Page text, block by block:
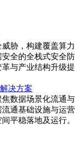
胁，构建覆盖算力
全的全栈式安全防
与产业结构升级提
决方案
数据场景化流通与
通基础设施与运营
平稳落地及运行。